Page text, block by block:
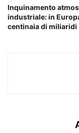
Inquinamento
industriale: in
centinaia di miliaridi